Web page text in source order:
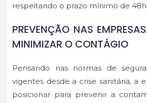
respeitando o prazo mínimo de 48h.
PREVENÇÃO NAS
MINIMIZAR O CONTÁGIO
Pensando nas normas de
vigentes desde a crise sanitária, a
posicionar para prevenir a